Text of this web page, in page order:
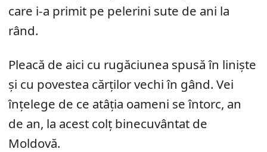
care i-a primit pe pelerini sute de ani la
rând.
Pleacă de aici cu rugăciunea spusă în liniște
și cu povestea cărților vechi în gând. Vei
înțelege de ce atâția oameni se întorc, an
de an, la acest colț binecuvântat de
Moldovă.